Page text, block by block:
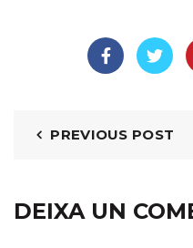
PREVIOUS POST
DEIXA UN